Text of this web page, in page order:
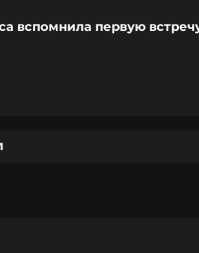
вспомнила первую